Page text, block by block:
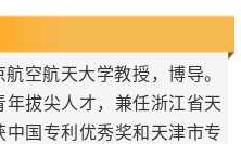
空航天大学教授，博导。
拔尖人才，兼任浙江省天
国专利优秀奖和天津市专